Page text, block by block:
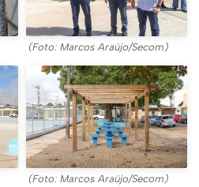
(Foto: Marcos Araújo/Secom)
(Foto: Marcos Araújo/Secom)